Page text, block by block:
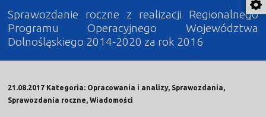
Sprawozdanie roczne z realizacji Regionalnego
Programu Operacyjnego Województwa
Dolnośląskiego 2014-2020 za rok 2016
21.08.2017 Kategoria: Opracowania i analizy, Sprawozdania,
Sprawozdania roczne, Wiadomości